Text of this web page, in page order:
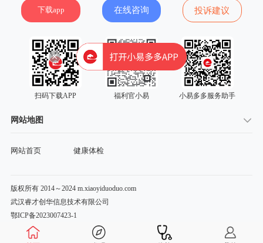
下载app 在线咨询 投诉建议
扫码下载APP 福利官小易 小易多多服务助手
网站地图
网站首页 健康体检
版权所有 2014～2024 m.xiaoyiduoduo.com
武汉睿才创华信息技术有限公司
鄂ICP备2023007423-1